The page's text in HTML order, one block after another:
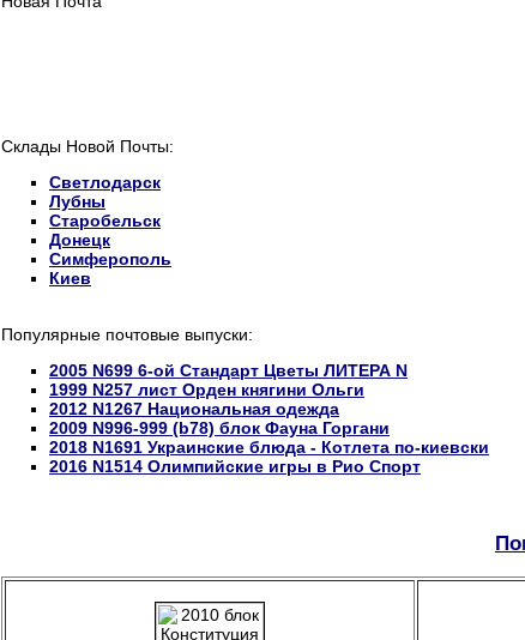
Склады Новой Почты:
Светлодарск
Лубны
Старобельск
Донецк
Симферополь
Киев
Популярные почтовые выпуски:
2005 N699 6-ой Стандарт Цветы ЛИТЕРА N
1999 N257 лист Орден княгини Ольги
2012 N1267 Национальная одежда
2009 N996-999 (b78) блок Фауна Горгани
2018 N1691 Украинские блюда - Котлета по-киевски
2016 N1514 Олимпийские игры в Рио Спорт